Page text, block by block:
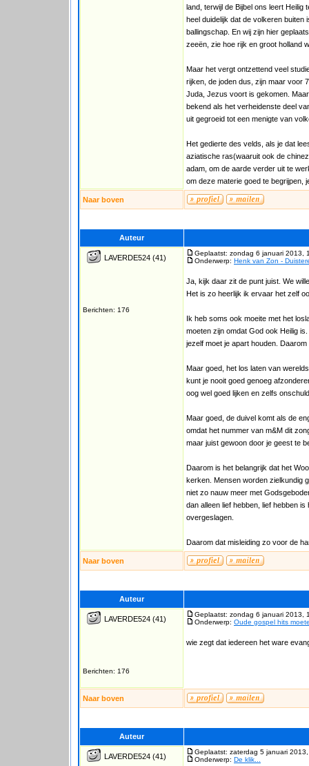
land, terwijl de Bijbel ons leert
heel duidelijk dat de volkeren buiten
ballingschap. En wij zijn hier
zeeën, zie hoe rijk en groot holland
Maar het vergt ontzettend veel
rijken, de joden dus, zijn maar voor
Juda, Jezus voort is gekomen.
bekend als het verheidenste deel
uit gegroeid tot een menigte van
Het gedierte des velds, als je dat
aziatische ras(waaruit ook de
adam, om de aarde verder uit te
om deze materie goed te begrijpen,
Naar boven
Auteur
LAVERDE524 (41)
Berichten: 176
Geplaatst: zondag 6 januari 2013,
Onderwerp: Henk van Zon -
Ja, kijk daar zit de punt juist. We
Het is zo heerlijk ik ervaar het zelf
Ik heb soms ook moeite met het
moeten zijn omdat God ook Heilig
jezelf moet je apart houden.
Maar goed, het los laten van
kunt je nooit goed genoeg
oog wel goed lijken en zelfs
Maar goed, de duivel komt als de
omdat het nummer van m&M dit
maar juist gewoon door je geest te
Daarom is het belangrijk dat het
kerken. Mensen worden zielkundig
niet zo nauw meer met
dan alleen lief hebben, lief hebben
overgeslagen.
Daarom dat misleiding zo voor de
Naar boven
Auteur
LAVERDE524 (41)
Berichten: 176
Geplaatst: zondag 6 januari 2013,
Onderwerp: Oude gospel hits
wie zegt dat iedereen het ware
Naar boven
Auteur
LAVERDE524 (41)
Geplaatst: zaterdag 5 januari
Onderwerp: De klik...